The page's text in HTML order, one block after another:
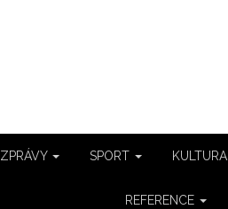
ZPRÁVY SPORT KULTURA
REFERENCE